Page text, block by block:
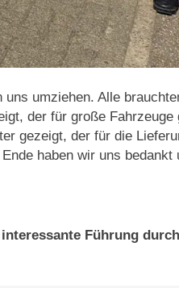
umziehen. Alle
der für große
gezeigt, der für die
haben wir uns bedankt
Führung